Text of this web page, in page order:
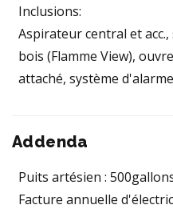
Inclusions:
Aspirateur central et
bois (Flamme View),
attaché, système
Addenda
Puits artésien :
Facture annuelle